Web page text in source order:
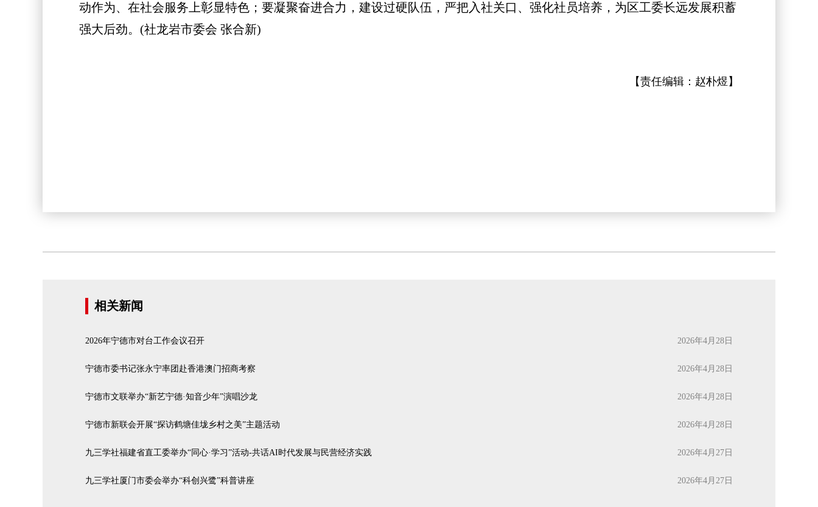
动作为、在社会服务上彰显特色；要凝聚奋进合力，建设过硬队伍，严把入社关口、强化社员培养，为区工委长远发展积蓄
强大后劲。(社龙岩市委会 张合新)
【责任编辑： 赵朴煜 】
相关新闻
2026年宁德市对台工作会议召开 2026年4月28日
宁德市委书记张永宁率团赴香港澳门招商考察 2026年4月28日
宁德市文联举办“新艺宁德·知音少年”演唱沙龙 2026年4月28日
宁德市新联会开展“探访鹤塘佳垅乡村之美”主题活动 2026年4月28日
九三学社福建省直工委举办“同心·学习”活动-共话AI时代发展与民营经济实践 2026年4月27日
九三学社厦门市委会举办“科创兴鹭”科普讲座 2026年4月27日